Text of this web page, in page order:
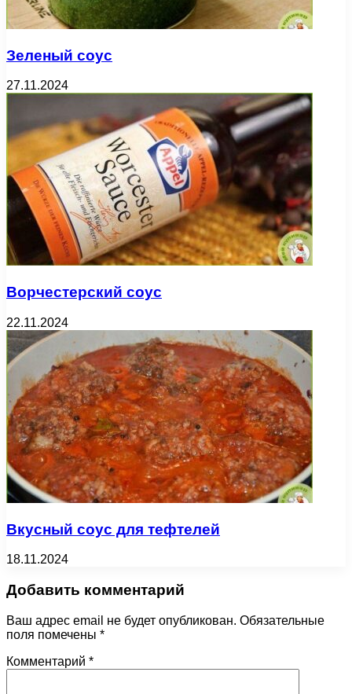
Зеленый соус
27.11.2024
Ворчестерский соус
22.11.2024
Вкусный соус для тефтелей
18.11.2024
Добавить комментарий
Ваш адрес email не будет опубликован. Обязательные
поля помечены *
Комментарий *